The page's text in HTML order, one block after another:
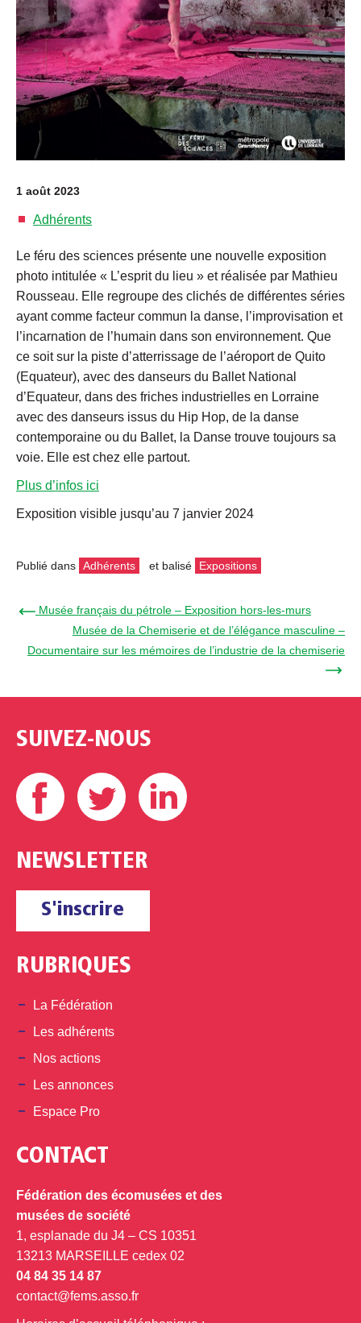
1 août 2023
Adhérents
Le féru des sciences présente une nouvelle exposition
photo intitulée « L’esprit du lieu » et réalisée par Mathieu
Rousseau. Elle regroupe des clichés de différentes séries
ayant comme facteur commun la danse, l’improvisation et
l’incarnation de l’humain dans son environnement. Que
ce soit sur la piste d’atterrissage de l’aéroport de Quito
(Equateur), avec des danseurs du Ballet National
d’Equateur, dans des friches industrielles en Lorraine
avec des danseurs issus du Hip Hop, de la danse
contemporaine ou du Ballet, la Danse trouve toujours sa
voie. Elle est chez elle partout.
Plus d’infos ici
Exposition visible jusqu’au 7 janvier 2024
Publié dans Adhérents et balisé Expositions
← Musée français du pétrole – Exposition hors-les-murs
Musée de la Chemiserie et de l’élégance masculine –
Documentaire sur les mémoires de l’industrie de la chemiserie
→
SUIVEZ-NOUS
Facebook Twitter
NEWSLETTER
S'inscrire
RUBRIQUES
La Fédération
Les adhérents
Nos actions
Les annonces
Espace Pro
CONTACT
Fédération des écomusées et des
musées de société
1, esplanade du J4 – CS 10351
13213 MARSEILLE cedex 02
04 84 35 14 87
contact@fems.asso.fr